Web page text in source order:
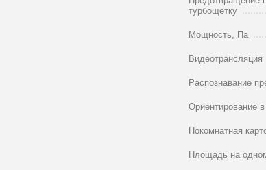
турбощетку
Мощность, Па
Видеотрансляция
Распознавание
Ориентирование
Покомнатная
Площадь на